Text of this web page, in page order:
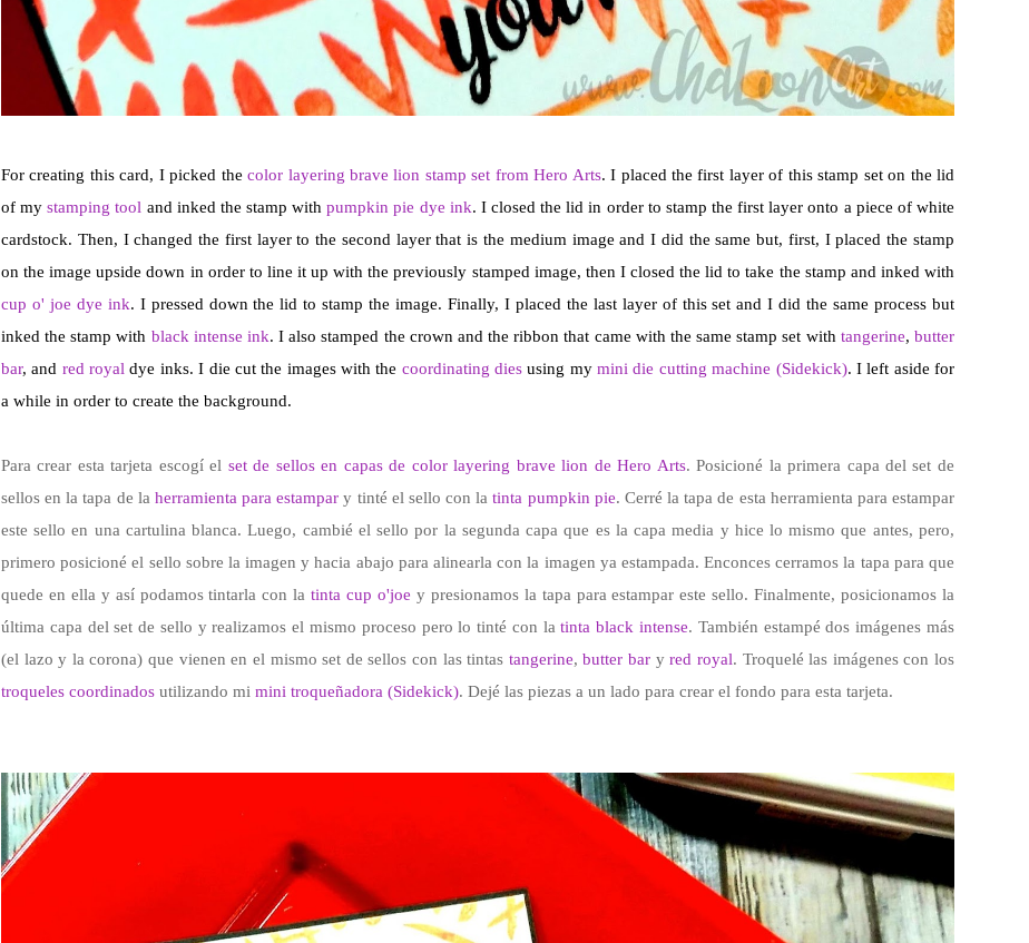
For creating this card, I picked thecolor layering brave lion stamp set from Hero Arts. I placed the first layer of this stamp set on the lid
of mystamping tool and inked the stamp withpumpkin pie dye ink. I closed the lid in order to stamp the first layer onto a piece of white
cardstock. Then, I changed the first layer to the second layer that is the medium image and I did the same but, first, I placed the stamp
on the image upside down in order to line it up with the previously stamped image, then I closed the lid to take the stamp and inked with
cup o' joe dye ink. I pressed down the lid to stamp the image. Finally, I placed the last layer of this set and I did the same process but
inked the stamp with black intense ink. I also stamped the crown and the ribbon that came with the same stamp set with tangerine, butter
bar, and red royal dye inks. I die cut the images with the coordinating dies using mymini die cutting machine (Sidekick). I left aside for
a while in order to create the background.
Para crear esta tarjeta escogí el set de sellos en capas de color layering brave lion de Hero Arts. Posicioné la primera capa del set de
sellos en la tapa de la herramienta para estampar y tinté el sello con latinta pumpkin pie. Cerré la tapa de esta herramienta para estampar
este sello en una cartulina blanca. Luego, cambié el sello por la segunda capa que es la capa media y hice lo mismo que antes, pero,
primero posicioné el sello sobre la imagen y hacia abajo para alinearla con la imagen ya estampada. Enconces cerramos la tapa para que
quede en ella y así podamos tintarla con latinta cup o'joe y presionamos la tapa para estampar este sello. Finalmente, posicionamos la
última capa del set de sello y realizamos el mismo proceso pero lo tinté con latinta black intense. También estampé dos imágenes más
(el lazo y la corona) que vienen en el mismo set de sellos con las tintas tangerine,butter bar yred royal. Troquelé las imágenes con los
troqueles coordinados utilizando mi mini troqueñadora (Sidekick). Dejé las piezas a un lado para crear el fondo para esta tarjeta.